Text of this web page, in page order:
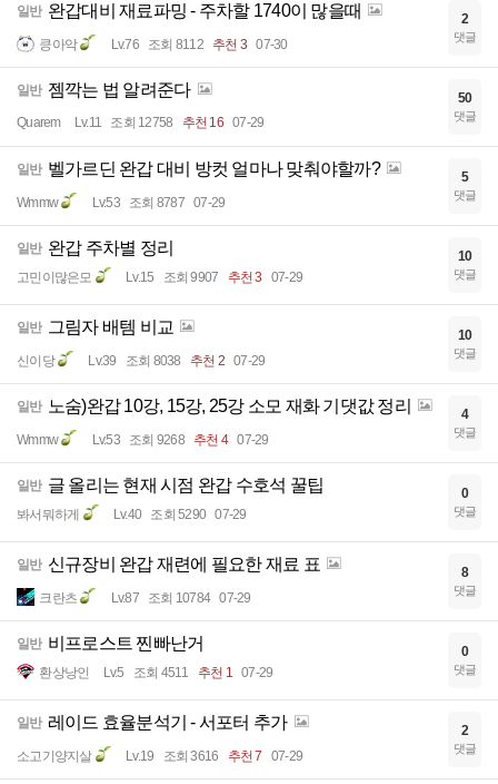
일반 완갑대비 재료파밍 - 주차할 1740이 많을때
킁아악 Lv.76 조회 8112 추천 3 07-30
2
댓글
일반 젬깍는 법 알려준다
Quarem Lv.11 조회 12758 추천 16 07-29
50
댓글
일반 벨가르딘 완갑 대비 방컷 얼마나 맞춰야할까?
Wmmw Lv.53 조회 8787 07-29
5
댓글
일반 완갑 주차별 정리
고민이많은모 Lv.15 조회 9907 추천 3 07-29
10
댓글
일반 그림자 배템 비교
신이당 Lv.39 조회 8038 추천 2 07-29
10
댓글
일반 노숨)완갑 10강, 15강, 25강 소모 재화 기댓값 정리
Wmmw Lv.53 조회 9268 추천 4 07-29
4
댓글
일반 글 올리는 현재 시점 완갑 수호석 꿀팁
봐서뭐하게 Lv.40 조회 5290 07-29
0
댓글
일반 신규장비 완갑 재련에 필요한 재료 표
크란츠 Lv.87 조회 10784 07-29
8
댓글
일반 비프로스트 찐빠난거
환상낭인 Lv.5 조회 4511 추천 1 07-29
0
댓글
일반 레이드 효율분석기 - 서포터 추가
소고기양지살 Lv.19 조회 3616 추천 7 07-29
2
댓글